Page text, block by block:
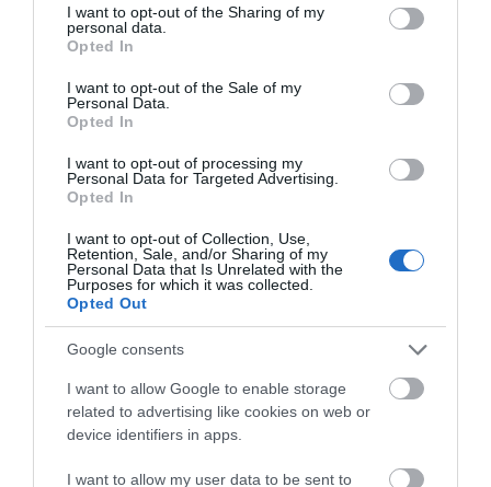
not limited to your visit or usage behaviour. You may click to
grant or deny consent to Google and its third-party tags to
use your data for below specified purposes in below Google
consent section.
I want to opt-out of the Sharing of my
personal data.
Opted In
I want to opt-out of the Sale of my
Personal Data.
Opted In
I want to opt-out of processing my
Personal Data for Targeted Advertising.
Opted In
I want to opt-out of Collection, Use,
Retention, Sale, and/or Sharing of my
Personal Data that Is Unrelated with the
Purposes for which it was collected.
Opted Out
Google consents
I want to allow Google to enable storage
related to advertising like cookies on web or
device identifiers in apps.
I want to allow my user data to be sent to